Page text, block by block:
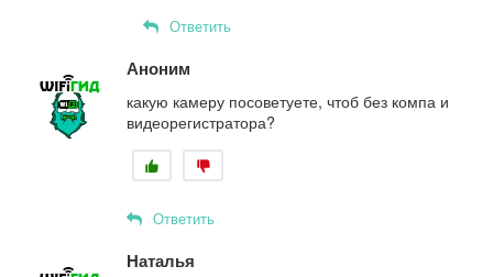
Ответить
Аноним
какую камеру посоветуете, чтоб без компа и
видеорегистратора?
Ответить
Наталья